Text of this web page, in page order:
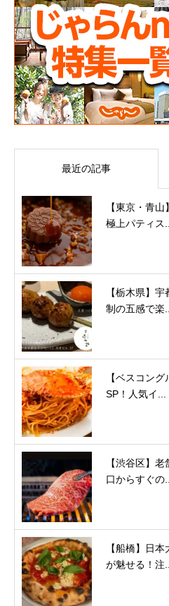
最近の記事
【東京・青
極上パティス...
【栃木県】
制の五感で楽...
【ベスコン
SP！人気イ...
【渋谷区】
口からすぐの...
【船橋】日
が魅せる！注...